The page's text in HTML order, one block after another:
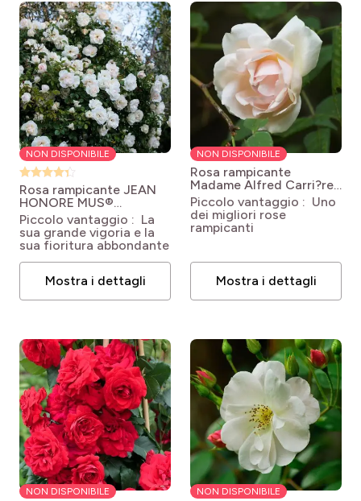
NON DISPONIBILE
Rosa rampicante JEAN
HONORE MUS®
Meibeljenb Rosa
'Meibeljenb' LOOPING®
JEAN HONORE MUS®
Piccolo vantaggio : La
sua grande vigoria e la
sua fioritura abbondante
Mostra i dettagli
NON DISPONIBILE
Rosa rampicante
Madame Alfred Carri?re
Rosa x Noisette Madame
Alfred Carrière
Piccolo vantaggio : Uno
dei migliori rose
rampicanti
Mostra i dettagli
NON DISPONIBILE NON DISPONIBILE